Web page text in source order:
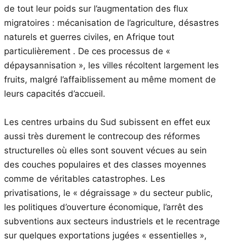
de tout leur poids sur l’augmentation des flux
migratoires : mécanisation de l’agriculture, désastres
naturels et guerres civiles, en Afrique tout
particulièrement . De ces processus de «
dépaysannisation », les villes récoltent largement les
fruits, malgré l’affaiblissement au même moment de
leurs capacités d’accueil.
Les centres urbains du Sud subissent en effet eux
aussi très durement le contrecoup des réformes
structurelles où elles sont souvent vécues au sein
des couches populaires et des classes moyennes
comme de véritables catastrophes. Les
privatisations, le « dégraissage » du secteur public,
les politiques d’ouverture économique, l’arrêt des
subventions aux secteurs industriels et le recentrage
sur quelques exportations jugées « essentielles »,